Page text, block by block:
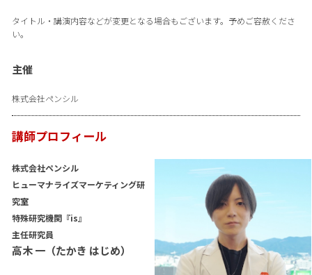
タイトル・講演内容などが変更となる場合もございます。予めご容赦くださ
い。
主催
株式会社ペンシル
講師プロフィール
株式会社ペンシル
ヒューマナライズマーケティング研
究室
特殊研究機関『is』
主任研究員
高木 一（たかき はじめ）